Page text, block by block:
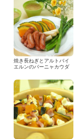
焼き長ねぎとアルトバイ
エルンのバーニャカウダ